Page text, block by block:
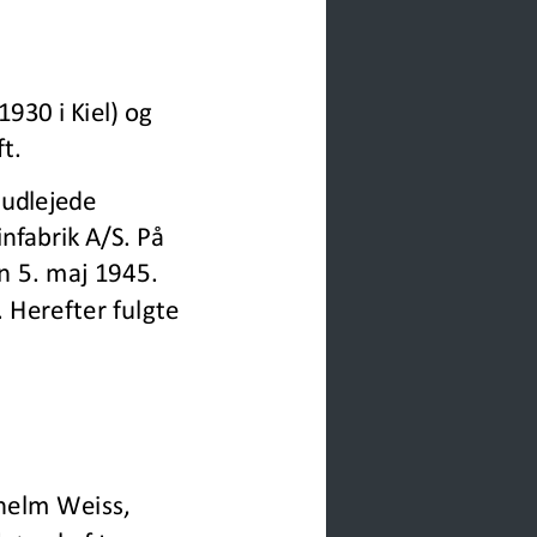
i Kiel) og
A/S. På
5. maj 1945.
Herefter fulgte
Weiss,